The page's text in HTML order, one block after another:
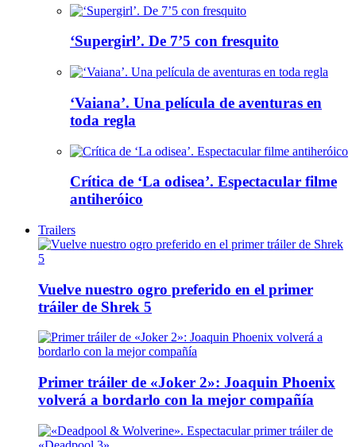
‘Supergirl’. De 7’5 con fresquito
‘Vaiana’. Una película de aventuras en
toda regla
Crítica de ‘La odisea’. Espectacular filme
antiheróico
Trailers
Vuelve nuestro ogro preferido en el primer
tráiler de Shrek 5
Primer tráiler de «Joker 2»: Joaquin Phoenix
volverá a bordarlo con la mejor compañía